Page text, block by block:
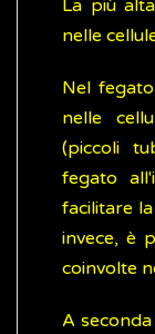
La più
nelle
Nel
nelle
(piccoli
fegato
facilitare
invece, è
coinvolte
A